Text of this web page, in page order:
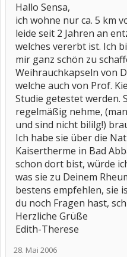
Hallo Sensa,
ich wohne nur ca. 5 km
leide seit 2 Jahren an
welches vererbt ist. Ich
mir ganz schön zu
Weihrauchkapseln von
welche auch von Prof.
Studie getestet werden.
regelmäßig nehme,
und sind nicht bililg!)
Ich habe sie über die
Kaisertherme in Bad
schon dort bist, würde
was sie zu Deinem
bestens empfehlen, sie
du noch Fragen hast,
Herzliche Grüße
Edith-Therese
28. Mai 2006